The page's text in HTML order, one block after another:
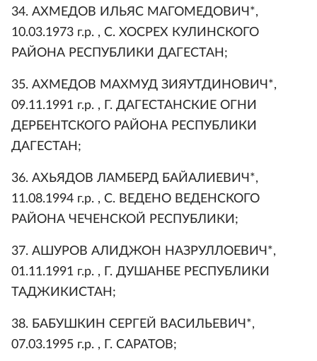
34. АХМЕДОВ ИЛЬЯС МАГОМЕДОВИЧ*,
10.03.1973 г.р. , С. ХОСРЕХ КУЛИНСКОГО
РАЙОНА РЕСПУБЛИКИ ДАГЕСТАН;
35. АХМЕДОВ МАХМУД ЗИЯУТДИНОВИЧ*,
09.11.1991 г.р. , Г. ДАГЕСТАНСКИЕ ОГНИ
ДЕРБЕНТСКОГО РАЙОНА РЕСПУБЛИКИ
ДАГЕСТАН;
36. АХЬЯДОВ ЛАМБЕРД БАЙАЛИЕВИЧ*,
11.08.1994 г.р. , С. ВЕДЕНО ВЕДЕНСКОГО
РАЙОНА ЧЕЧЕНСКОЙ РЕСПУБЛИКИ;
37. АШУРОВ АЛИДЖОН НАЗРУЛЛОЕВИЧ*,
01.11.1991 г.р. , Г. ДУШАНБЕ РЕСПУБЛИКИ
ТАДЖИКИСТАН;
38. БАБУШКИН СЕРГЕЙ ВАСИЛЬЕВИЧ*,
07.03.1995 г.р. , Г. САРАТОВ;